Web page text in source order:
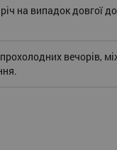
на випадок довгої
вечорів,